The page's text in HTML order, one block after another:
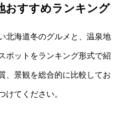
おすすめランキング
北海道冬のグルメと、温泉地
ポットをランキング形式で紹
、景観を総合的に比較してお
けてください。